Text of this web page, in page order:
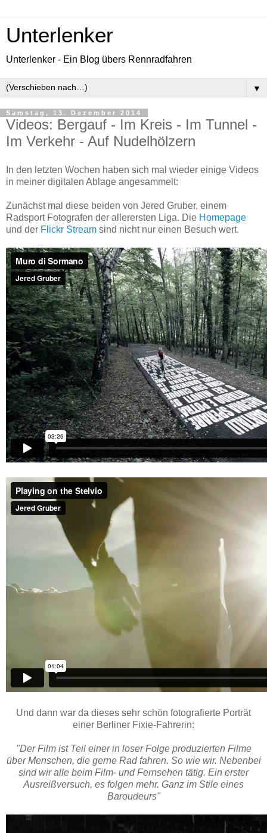
Unterlenker
Unterlenker - Ein Blog übers Rennradfahren
▼
Samstag, 13. Dezember 2014
Videos: Bergauf - Im Kreis - Im Tunnel -
Im Verkehr - Auf Nudelhölzern
In den letzten Wochen haben sich mal wieder einige Videos
in meiner digitalen Ablage angesammelt:
Zunächst mal diese beiden von Jered Gruber, einem
Radsport Fotografen der allerersten Liga. Die Homepage
und der Flickr Stream sind nicht nur einen Besuch wert.
Und dann war da dieses sehr schön fotografierte Porträt
einer Berliner Fixie-Fahrerin:
"Der Film ist Teil einer in loser Folge produzierten Filme
über Menschen, die gerne Rad fahren. So wie wir. Nebenbei
sind wir alle beim Film- und Fernsehen tätig. Ein erster
Ausreißversuch, es folgen mehr. Ganz im Stile eines
Baroudeurs"